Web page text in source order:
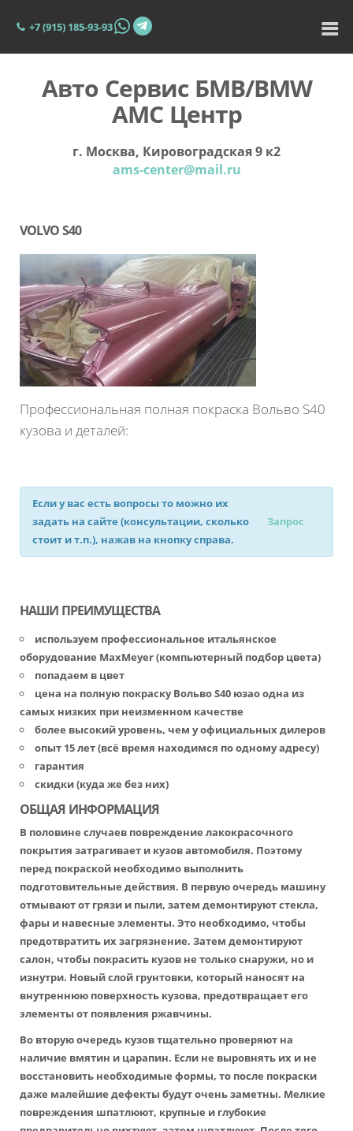
+7 (915) 185-93-93
Авто Сервис БМВ/BMW
АМС Центр
г. Москва, Кировоградская 9 к2
ams-center@mail.ru
VOLVO S40
Профессиональная полная покраска Вольво S40
кузова и деталей:
Если у вас есть вопросы то можно их
задать на сайте (консультации, сколько
стоит и т.п.), нажав на кнопку справа.
Запрос
НАШИ ПРЕИМУЩЕСТВА
используем профессиональное итальянское
оборудование MaxMeyer (компьютерный подбор цвета)
попадаем в цвет
цена на полную покраску Вольво S40 юзао одна из
самых низких при неизменном качестве
более высокий уровень, чем у официальных дилеров
опыт 15 лет (всё время находимся по одному адресу)
гарантия
скидки (куда же без них)
ОБЩАЯ ИНФОРМАЦИЯ
В половине случаев повреждение лакокрасочного
покрытия затрагивает и кузов автомобиля. Поэтому
перед покраской необходимо выполнить
подготовительные действия. В первую очередь машину
отмывают от грязи и пыли, затем демонтируют стекла,
фары и навесные элементы. Это необходимо, чтобы
предотвратить их загрязнение. Затем демонтируют
салон, чтобы покрасить кузов не только снаружи, но и
изнутри. Новый слой грунтовки, который наносят на
внутреннюю поверхность кузова, предотвращает его
элементы от появления ржавчины.
Во вторую очередь кузов тщательно проверяют на
наличие вмятин и царапин. Если не выровнять их и не
восстановить необходимые формы, то после покраски
даже малейшие дефекты будут очень заметны. Мелкие
повреждения шпатлюют, крупные и глубокие